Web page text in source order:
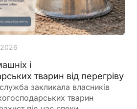
і
тварин від перегріву
закликала власників
тварин